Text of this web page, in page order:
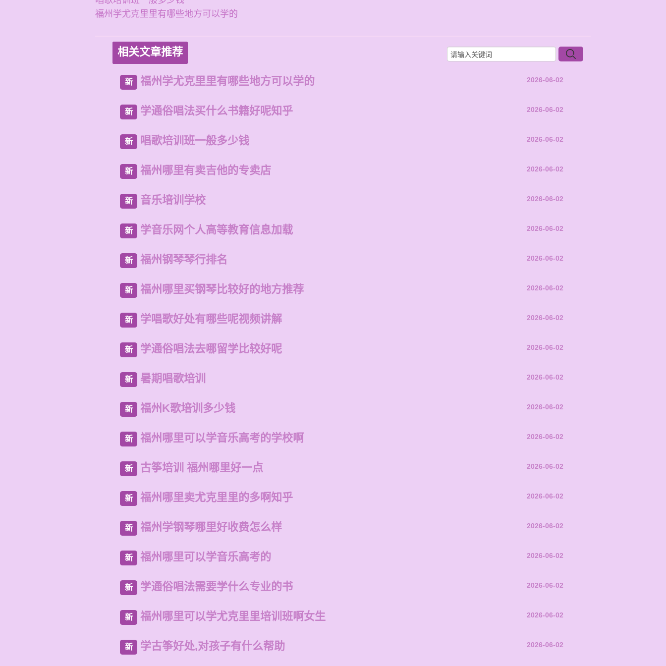
福州学尤克里里有哪些地方可以学的
相关文章推荐
新 福州学尤克里里有哪些地方可以学的 2026-06-02
新 学通俗唱法买什么书籍好呢知乎 2026-06-02
新 唱歌培训班一般多少钱 2026-06-02
新 福州哪里有卖吉他的专卖店 2026-06-02
新 音乐培训学校 2026-06-02
新 学音乐网个人高等教育信息加载 2026-06-02
新 福州钢琴琴行排名 2026-06-02
新 福州哪里买钢琴比较好的地方推荐 2026-06-02
新 学唱歌好处有哪些呢视频讲解 2026-06-02
新 学通俗唱法去哪留学比较好呢 2026-06-02
新 暑期唱歌培训 2026-06-02
新 福州K歌培训多少钱 2026-06-02
新 福州哪里可以学音乐高考的学校啊 2026-06-02
新 古筝培训 福州哪里好一点 2026-06-02
新 福州哪里卖尤克里里的多啊知乎 2026-06-02
新 福州学钢琴哪里好收费怎么样 2026-06-02
新 福州哪里可以学音乐高考的 2026-06-02
新 学通俗唱法需要学什么专业的书 2026-06-02
新 福州哪里可以学尤克里里培训班啊女生 2026-06-02
新 学古筝好处,对孩子有什么帮助 2026-06-02